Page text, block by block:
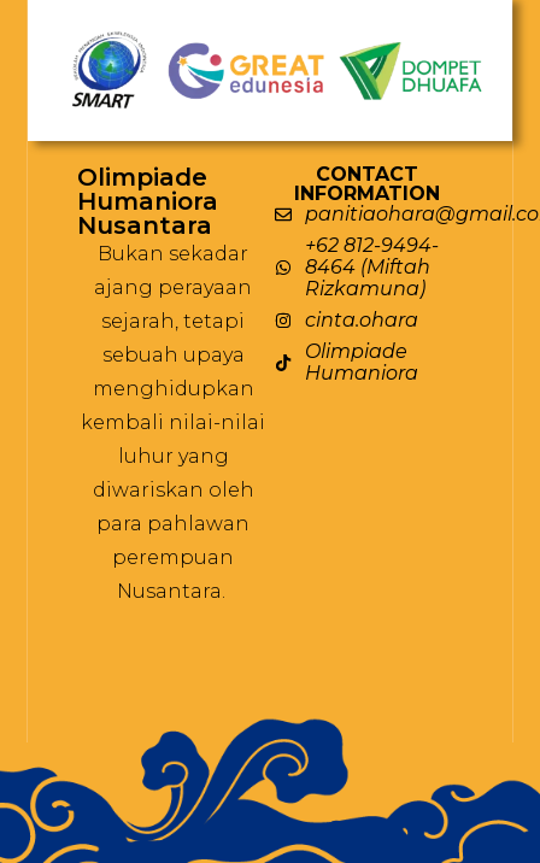
Olimpiade
Humaniora
Nusantara
Bukan sekadar
ajang perayaan
sejarah, tetapi
sebuah upaya
menghidupkan
kembali nilai-nilai
luhur yang
diwariskan oleh
para pahlawan
perempuan
Nusantara.
CONTACT
INFORMATION
+62 812-9494-
8464 (Miftah
Rizkamuna)
cinta.ohara
Olimpiade
Humaniora